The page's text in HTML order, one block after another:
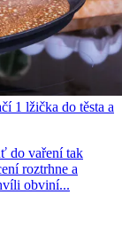
1 lžička do těsta a
do vaření tak
roztrhne a
obviní...